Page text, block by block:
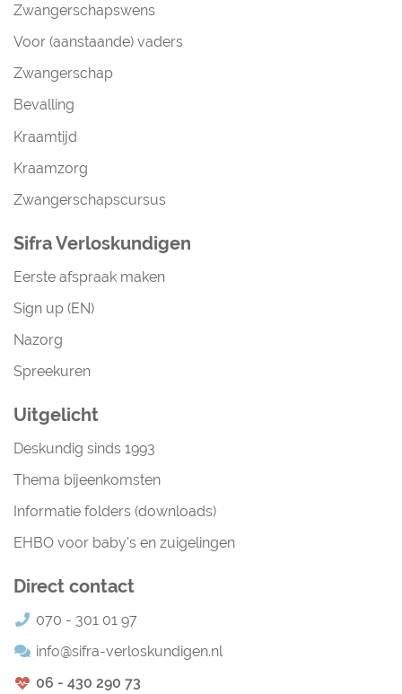
Zwangerschapswens
Voor (aanstaande) vaders
Zwangerschap
Bevalling
Kraamtijd
Kraamzorg
Zwangerschapscursus
Sifra Verloskundigen
Eerste afspraak maken
Sign up (EN)
Nazorg
Spreekuren
Uitgelicht
Deskundig sinds 1993
Thema bijeenkomsten
Informatie folders (downloads)
EHBO voor baby's en zuigelingen
Direct contact
070 - 301 01 97
info@sifra-verloskundigen.nl
06 - 430 290 73